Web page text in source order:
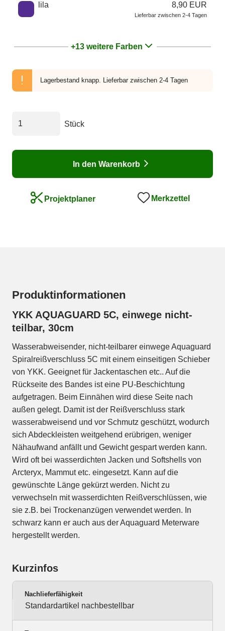
lila 8,90 EUR
Lieferbar zwischen 2-4 Tagen
+13 weitere Farben
Lagerbestand knapp. Lieferbar zwischen 2-4 Tagen
Stück
In den Warenkorb
Projektplaner Merkzettel
Produktinformationen
YKK AQUAGUARD 5C, einwege nicht-
teilbar, 30cm
Wasserabweisender, nicht-teilbarer einwege Aquaguard
Spiralreißverschluss 5C mit einem einseitigen Schieber
von YKK. Geeignet für Jackentaschen etc.. Auf die
Rückseite des Bandes ist eine PU-Beschichtung
aufgetragen. Beim Einnähen wird diese Seite nach
außen gelegt. Damit ist der Reißverschluss stark
wasserabweisend und vor Schmutz geschützt, wodurch
sich Abdeckleisten weitgehend erübrigen, weniger
Nähaufwand anfällt und Gewicht gespart werden kann.
Wird oft bei wasserdichten Jacken und Softshells von
Arcteryx, Mammut etc. eingesetzt. Kann auf die
gewünschte Länge gekürzt werden. Nicht zu
verwechseln mit wasserdichten Reißverschlüssen, wie
sie z.B. bei Trockenanzügen verwendet werden. In
schwarz kann er auch aus der Aquaguard Meterware
hergestellt werden.
Kurzinfos
Nachlieferfähigkeit
Standardartikel nachbestellbar